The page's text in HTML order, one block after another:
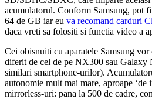
acumulatorul. Conform Samsung, pot
64 de GB iar eu va recomand carduri
daca vreti sa folositi si functia video a
Cei obisnuiti cu aparatele Samsung
diferit de cel de pe NX300 sau Galaxy
similari smartphone-urilor).
autonomie mult mai mare, aproape
mirrorless-uri: pana la 500 de cadre,